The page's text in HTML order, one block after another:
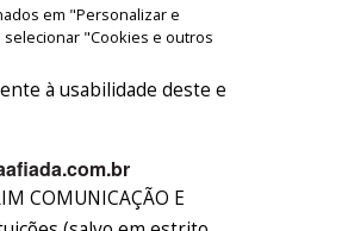
em "Personalizar e
"Cookies e outros
à usabilidade deste e
COMUNICAÇÃO E